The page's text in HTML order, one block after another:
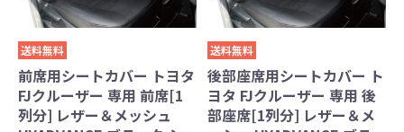
送料無料
前席用シートカバー トヨタ
FJクルーザー 専用 前席[1
列分] レザー＆メッシュ
送料無料
後部座席用シートカバー ト
ヨタ FJクルーザー 専用 後
部座席[1列分] レザー＆メ